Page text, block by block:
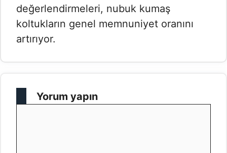
değerlendirmeleri, nubuk kumaş
koltukların genel memnuniyet oranını
artırıyor.
Yorum yapın